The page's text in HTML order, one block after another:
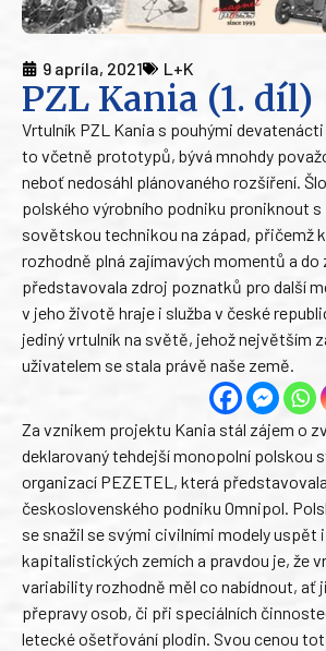
9 apríla, 2021 L+K
PZL Kania (1. díl)
Vrtulník PZL Kania s pouhými
to včetně prototypů, bývá mnohdy
neboť nedosáhl plánovaného rozšíření.
polského výrobního podniku proniknout
sovětskou technikou na západ, přičemž
rozhodně plná zajímavých momentů a do
představovala zdroj poznatků pro další
v jeho životě hraje i služba v české
jediný vrtulník na světě, jehož největším
uživatelem se stala právě naše země.
Za vznikem projektu Kania stál zájem o
deklarovaný tehdejší monopolní polskou
organizací PEZETEL, která
československého podniku Omnipol.
se snažil se svými civilními modely uspět
kapitalistických zemích a pravdou je, že
variability rozhodně měl co nabídnout, ať
přepravy osob, či při speciálních
letecké ošetřování plodin. Svou cenou